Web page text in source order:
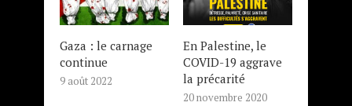
Gaza : le carnage
continue
9 août 2022
En Palestine, le
COVID-19 aggrave
la précarité
20 novembre 2020